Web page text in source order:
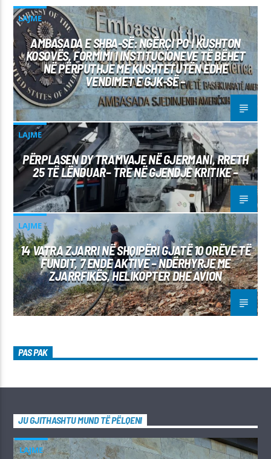
LAJME
AMBASADA E SHBA-SË: NGËRÇI PO I KUSHTON
KOSOVËS, FORMIMI I INSTITUCIONEVE TË BËHET
NË PËRPUTHJE ME KUSHTETUTËN EDHE
VENDIMET E GJK-SË –
LAJME
PËRPLASEN DY TRAMVAJE NË GJERMANI, RRETH
25 TË LËNDUAR– TRE NË GJENDJE KRITIKE –
LAJME
14 VATRA ZJARRI NË SHQIPËRI GJATË 10 ORËVE TË
FUNDIT, 7 ENDE AKTIVE – NDËRHYRJE ME
ZJARRFIKËS, HELIKOPTER DHE AVION
PAS PAK
JU GJITHASHTU MUND TË PËLQENI
LAJME